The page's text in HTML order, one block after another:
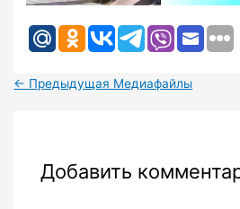
← Предыдущая Медиафайлы
Добавить